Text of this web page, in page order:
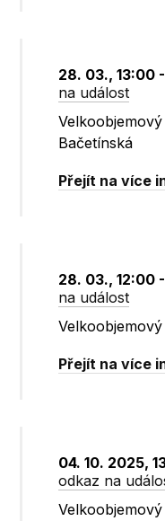
28. 03., 13:00
na událost
Bačetínská
Přejít na více
28. 03., 12:00
na událost
Přejít na více
04. 10. 2025,
odkaz na